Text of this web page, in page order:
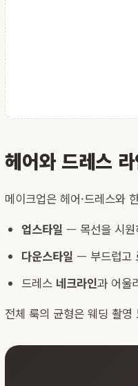
헤어와 드레스
메이크업은 헤어·드레스와
업스타일 — 목선을 시원
다운스타일 — 부드럽고
드레스 네크라인과 어울
전체 룩의 균형은 웨딩 촬영